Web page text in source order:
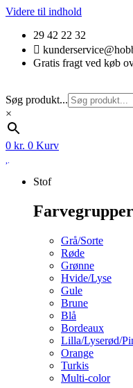
Videre til indhold
29 42 22 32
Gratis fragt ved køb
Søg produkt...
×
0 kr. 0 Kurv
Stof
Farvegrupper
Grå/Sorte
Røde
Grønne
Hvide/Lyse
Gule
Brune
Blå
Bordeaux
Lilla/Lyserød/
Orange
Turkis
Multi-color